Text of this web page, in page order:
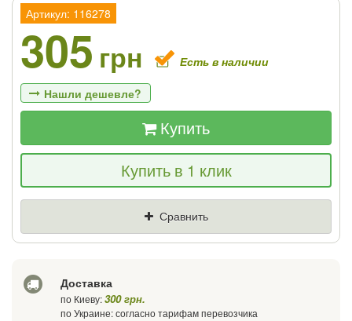
Артикул: 116278
305 грн Есть в наличии
Нашли дешевле?
Если Вы найдете товар дешевле - мы
снизим цену и подарим % от разницы
Купить
Купить в 1 клик
Сравнить
Доставка
по Киеву:300 грн.
по Украине: согласно тарифам перевозчика